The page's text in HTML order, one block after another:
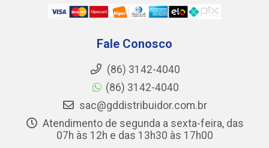
Fale Conosco
(86) 3142-4040
(86) 3142-4040
sac@gddistribuidor.com.br
Atendimento de segunda a sexta-feira, das
07h às 12h e das 13h30 às 17h00